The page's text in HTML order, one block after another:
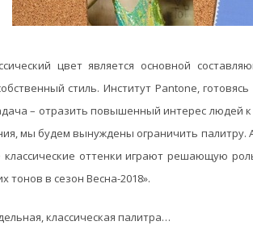
цвет является основной
стиль. Институт Pantone,
– отразить повышенный интерес людей
мы будем вынуждены ограничить палитру.
оттенки играют решающую
тонов в сезон Весна-2018».
классическая палитра…